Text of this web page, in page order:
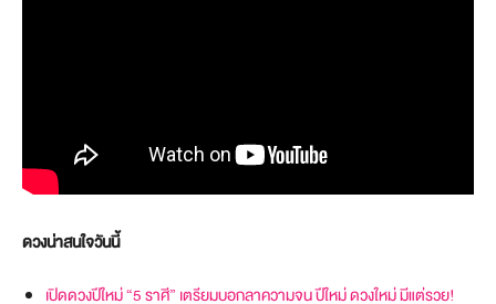
ดวงน่าสนใจวันนี้
เปิดดวงปีใหม่ “5 ราศี” เตรียมบอกลาความจน ปีใหม่ ดวงใหม่ มีแต่รวย!